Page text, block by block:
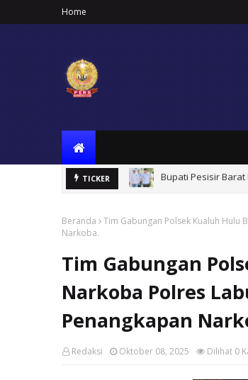
Home
TICKER Bumdes Desa Giri
Beranda
Tim Gabungan Polsek Kualuh Hulu
Narkoba.
Tim Gabungan
Narkoba Polres
Penangkapan
Redaksi Dilihat 0
Oktober 08, 2025